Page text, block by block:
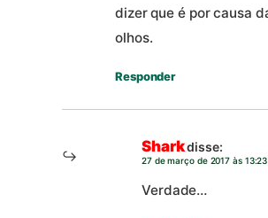
dizer que é por causa
olhos.
Responder
Sharkdisse:
27 de março de 2017 às 13:23
Verdade…